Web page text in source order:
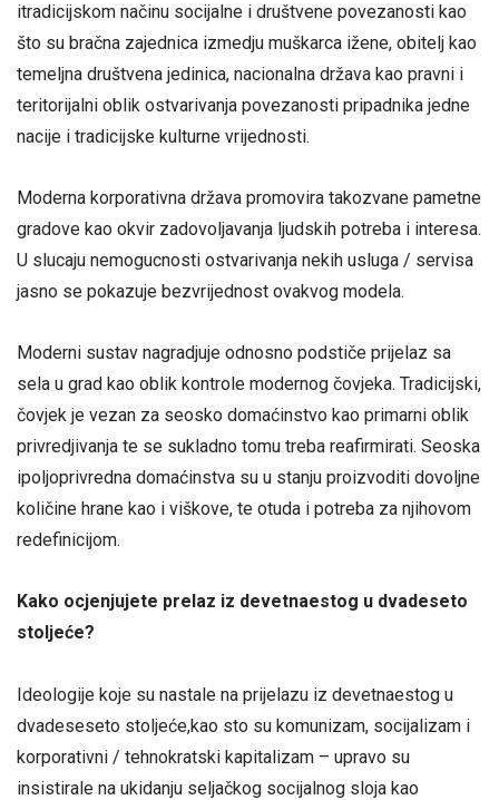
itradicijskom načinu socijalne i društvene povezanosti kao
što su bračna zajednica izmedju muškarca ižene, obitelj kao
temeljna društvena jedinica, nacionalna država kao pravni i
teritorijalni oblik ostvarivanja povezanosti pripadnika jedne
nacije i tradicijske kulturne vrijednosti.
Moderna korporativna država promovira takozvane pametne
gradove kao okvir zadovoljavanja ljudskih potreba i interesa.
U slucaju nemogucnosti ostvarivanja nekih usluga / servisa
jasno se pokazuje bezvrijednost ovakvog modela.
Moderni sustav nagradjuje odnosno podstiče prijelaz sa
sela u grad kao oblik kontrole modernog čovjeka. Tradicijski,
čovjek je vezan za seosko domaćinstvo kao primarni oblik
privredjivanja te se sukladno tomu treba reafirmirati. Seoska
ipoljoprivredna domaćinstva su u stanju proizvoditi dovoljne
količine hrane kao i viškove, te otuda i potreba za njihovom
redefinicijom.
Kako ocjenjujete prelaz iz devetnaestog u dvadeseto
stoljeće?
Ideologije koje su nastale na prijelazu iz devetnaestog u
dvadeseseto stoljeće,kao sto su komunizam, socijalizam i
korporativni / tehnokratski kapitalizam – upravo su
insistirale na ukidanju seljačkog socijalnog sloja kao